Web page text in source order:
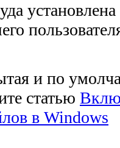
и по
статью
в Windows